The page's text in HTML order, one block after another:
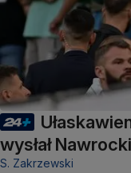
wysłał
S. Zakrzewski